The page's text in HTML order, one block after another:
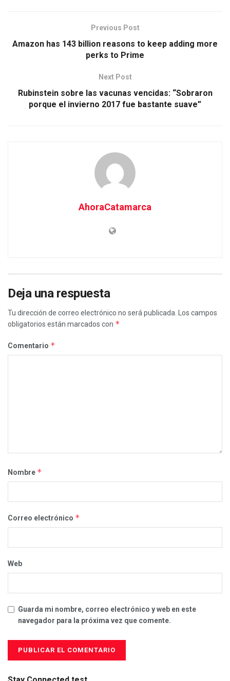
Previous Post
Amazon has 143 billion reasons to keep adding more
perks to Prime
Next Post
Rubinstein sobre las vacunas vencidas: “Sobraron
porque el invierno 2017 fue bastante suave”
AhoraCatamarca
Deja una respuesta
Tu dirección de correo electrónico no será publicada.
Los campos
obligatorios están marcados con *
Comentario *
Nombre *
Correo electrónico *
Web
Guarda mi nombre, correo electrónico y web en este
navegador para la próxima vez que comente.